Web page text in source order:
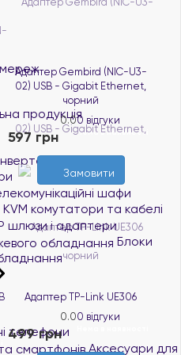
мереж
продукція
шафи
KVM комутатори та кабелі
шлюзи і адаптери
Блоки
телефони
Аксесуари для
Адаптер Gembird (NIC-U3-
02) USB - Gigabit Ethernet,
чорний
0.00 відгуки
Нема в наявності
597 грн
Замовити
Адаптер TP-Link UE306
0.00 відгуки
499 грн